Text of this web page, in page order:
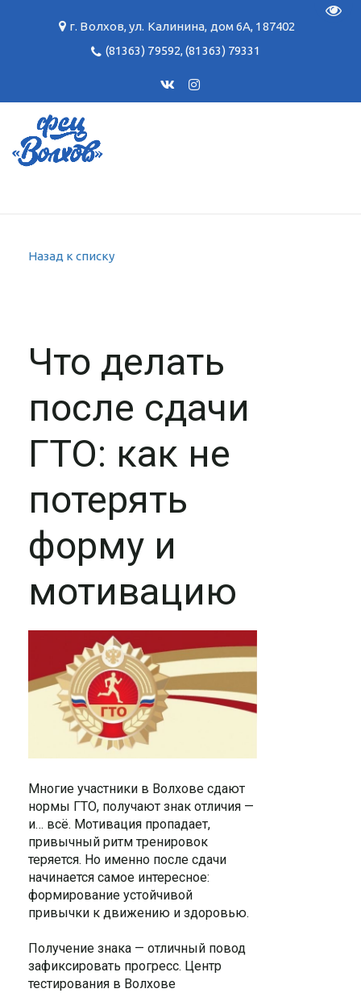
г. Волхов,ул. Калинина, дом 6А, 187402
(81363) 79592,(81363) 79331
Назад к списку
Что делать
после сдачи
ГТО: как не
потерять
форму и
мотивацию
Многие участники в Волхове сдают
нормы ГТО, получают знак отличия —
и… всё. Мотивация пропадает,
привычный ритм тренировок
теряется. Но именно после сдачи
начинается самое интересное:
формирование устойчивой
привычки к движению и здоровью.
Получение знака — отличный повод
зафиксировать прогресс. Центр
тестирования в Волхове